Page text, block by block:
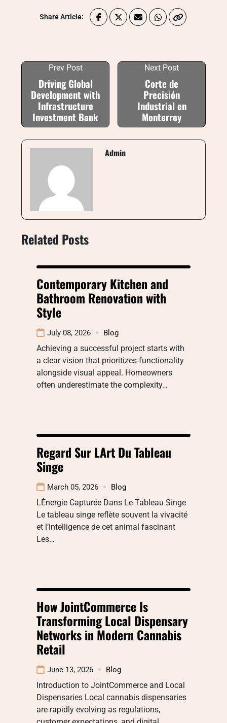
Share Article:
Prev Post
Driving Global
Development with
Infrastructure
Investment Bank
Next Post
Corte de
Precisión
Industrial en
Monterrey
Admin
Related Posts
Contemporary Kitchen and
Bathroom Renovation with
Style
July 08, 2026 Blog
Achieving a successful project starts with
a clear vision that prioritizes functionality
alongside visual appeal. Homeowners
often underestimate the complexity…
Regard Sur LArt Du Tableau
Singe
March 05, 2026 Blog
LÉnergie Capturée Dans Le Tableau Singe
Le tableau singe reflète souvent la vivacité
et l’intelligence de cet animal fascinant
Les…
How JointCommerce Is
Transforming Local Dispensary
Networks in Modern Cannabis
Retail
June 13, 2026 Blog
Introduction to JointCommerce and Local
Dispensaries Local cannabis dispensaries
are rapidly evolving as regulations,